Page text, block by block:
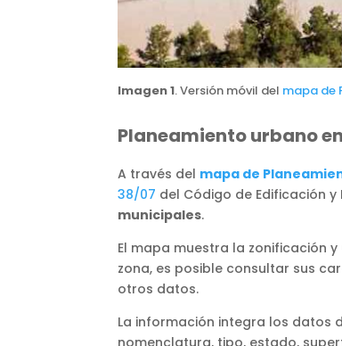
Imagen 1. Versión móvil del mapa de
Planeamiento urbano
A través del mapa de
38/07 del Código de Edificación
municipales.
El mapa muestra la zonificación
zona, es posible consultar sus
otros datos.
La información integra los datos
nomenclatura, tipo, estado,